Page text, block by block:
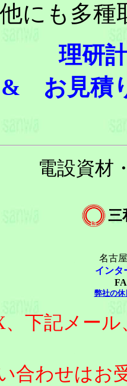
にも多種
理研
お見積
電設資材
三
名古
インタ
弊社の
、下記メー
合わせはお